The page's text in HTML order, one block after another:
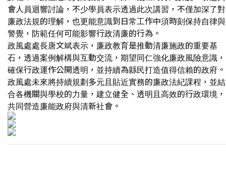
會人員迴響討論，不少學員表示透過此次講習，不僅加深了對
廉政法規的理解，也更能意識到日常工作中須時刻保持自律與
警覺，防範任何可能影響行政清廉的行為。
政風處處長唐文斌表示，廉政教育是推動清廉施政的重要基
石，透過案例解構與互動交流，期望同仁強化廉政風險意識，
確保行政運作公開透明，並持續為縣民打造值得信賴的政府。
政風處未來將持續規劃多元且貼近實務的廉政法紀課程，並結
合各機關與學校的力量，建立健全、透明且高效的行政環境，
共同營造廉能政府與清新社會。